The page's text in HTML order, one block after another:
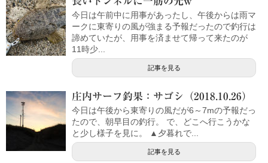
今日は午前中に用事があったし、午後からは雨マ
ークに東寄りの風が強まる予報だったので釣行は
諦めていたが、用事を済ませて帰って来たのが
11時少...
記事を見る
庄内サーフ釣果：サゴシ（2018.10.26）
今日は午後から東寄りの風だが6～7mの予報だっ
たので、朝早目の釣行。 で、どこへ行こうかな
と少し様子を見に。 ▲夕暮れで...
記事を見る